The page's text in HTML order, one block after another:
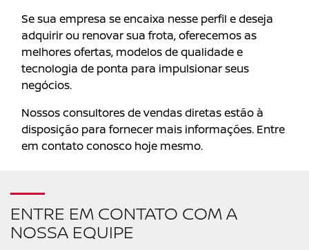
Se sua empresa se encaixa nesse perfil e deseja
adquirir ou renovar sua frota, oferecemos as
melhores ofertas, modelos de qualidade e
tecnologia de ponta para impulsionar seus
negócios.
Nossos consultores de vendas diretas estão à
disposição para fornecer mais informações. Entre
em contato conosco hoje mesmo.
ENTRE EM CONTATO COM A
NOSSA EQUIPE